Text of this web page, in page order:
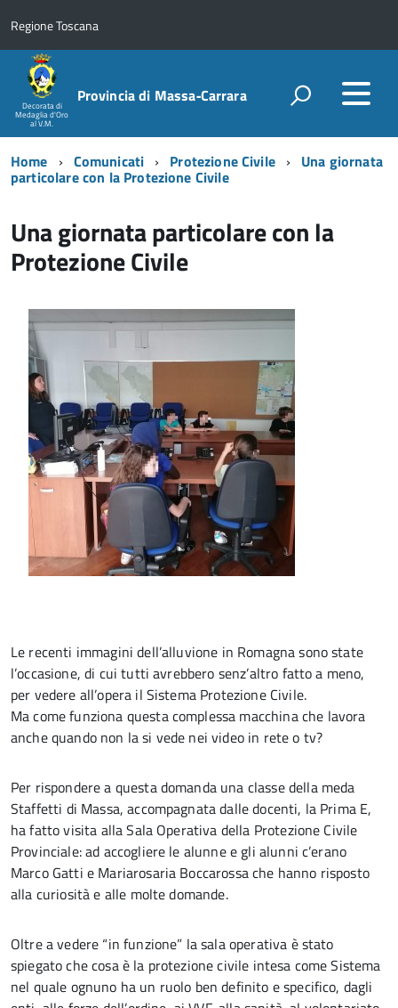
Regione Toscana
Decorata di
Medaglia d'Oro
al V.M.
Provincia di Massa‑Carrara
Home Comunicati Protezione Civile Una giornata
particolare con la Protezione Civile
Una giornata particolare con la
Protezione Civile
Le recenti immagini dell’alluvione in Romagna sono state
l’occasione, di cui tutti avrebbero senz’altro fatto a meno,
per vedere all’opera il Sistema Protezione Civile.
Ma come funziona questa complessa macchina che lavora
anche quando non la si vede nei video in rete o tv?
Per rispondere a questa domanda una classe della meda
Staffetti di Massa, accompagnata dalle docenti, la Prima E,
ha fatto visita alla Sala Operativa della Protezione Civile
Provinciale: ad accogliere le alunne e gli alunni c’erano
Marco Gatti e Mariarosaria Boccarossa che hanno risposto
alla curiosità e alle molte domande.
Oltre a vedere “in funzione” la sala operativa è stato
spiegato che cosa è la protezione civile intesa come Sistema
nel quale ognuno ha un ruolo ben definito e specifico, dagli